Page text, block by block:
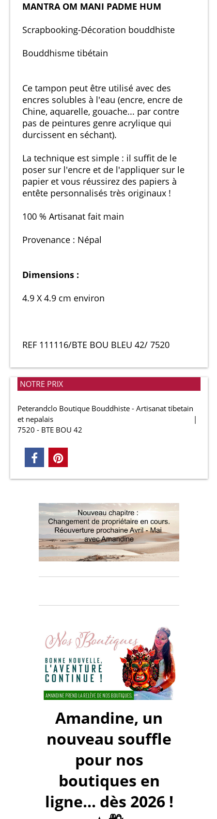
MANTRA OM MANI PADME HUM
Scrapbooking-Décoration bouddhiste
Bouddhisme tibétain
Ce tampon peut être utilisé avec des
encres solubles à l'eau (encre, encre de
Chine, aquarelle, gouache... par contre
pas de peintures genre acrylique qui
durcissent en séchant).
La technique est simple : il suffit de le
poser sur l'encre et de l'appliquer sur le
papier et vous réussirez des papiers à
entête personnalisés très originaux !
100 % Artisanat fait main
Provenance : Népal
Dimensions :
4.9 X 4.9 cm environ
REF 111116/BTE BOU BLEU 42/ 7520
NOTRE PRIX
Peterandclo Boutique Bouddhiste - Artisanat tibetain
et nepalais
7520 - BTE BOU 42
Amandine, un
nouveau souffle
pour nos
boutiques en
ligne... dès 2026 !